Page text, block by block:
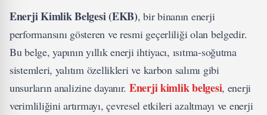
Enerji Kimlik Belgesi (EKB), bir binanın enerji
performansını gösteren ve resmi geçerliliği olan belgedir.
Bu belge, yapının yıllık enerji ihtiyacı, ısıtma-soğutma
sistemleri, yalıtım özellikleri ve karbon salımı gibi
unsurların analizine dayanır. Enerji kimlik belgesi, enerji
verimliliğini artırmayı, çevresel etkileri azaltmayı ve enerji